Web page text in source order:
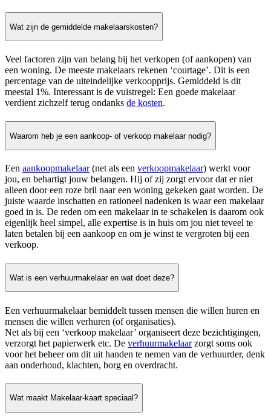
Wat zijn de gemiddelde makelaarskosten?
Veel factoren zijn van belang bij het verkopen (of aankopen) van
een woning. De meeste makelaars rekenen ‘courtage’. Dit is een
percentage van de uiteindelijke verkoopprijs. Gemiddeld is dit
meestal 1%. Interessant is de vuistregel: Een goede makelaar
verdient zichzelf terug ondanks de kosten.
Waarom heb je een aankoop- of verkoop makelaar nodig?
Een aankoopmakelaar(net als een verkoopmakelaar) werkt voor
jou, en behartigt jouw belangen. Hij of zij zorgt ervoor dat er niet
alleen door een roze bril naar een woning gekeken gaat worden. De
juiste waarde inschatten en rationeel nadenken is waar een makelaar
goed in is. De reden om een makelaar in te schakelen is daarom ook
eigenlijk heel simpel, alle expertise is in huis om jou niet teveel te
laten betalen bij een aankoop en om je winst te vergroten bij een
verkoop.
Wat is een verhuurmakelaar en wat doet deze?
Een verhuurmakelaar bemiddelt tussen mensen die willen huren en
mensen die willen verhuren (of organisaties).
Net als bij een ‘verkoop makelaar’ organiseert deze bezichtigingen,
verzorgt het papierwerk etc. De verhuurmakelaarzorgt soms ook
voor het beheer om dit uit handen te nemen van de verhuurder, denk
aan onderhoud, klachten, borg en overdracht.
Wat maakt Makelaar-kaart speciaal?